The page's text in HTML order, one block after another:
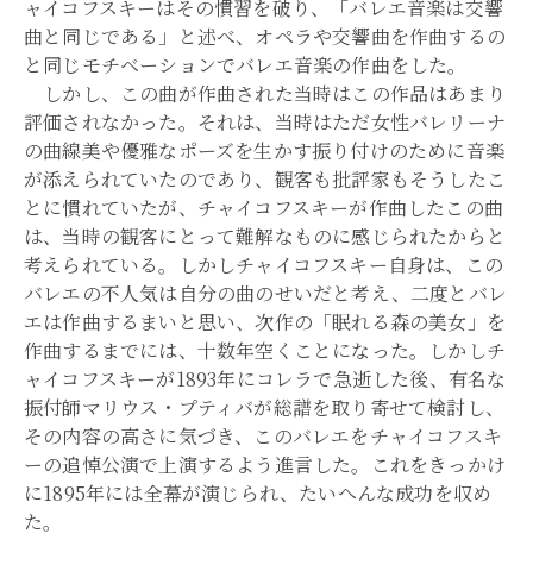
ャイコフスキーはその慣習を破り、「バレエ音楽は交響
曲と同じである」と述べ、オペラや交響曲を作曲するの
と同じモチベーションでバレエ音楽の作曲をした。
しかし、この曲が作曲された当時はこの作品はあまり
評価されなかった。それは、当時はただ女性バレリーナ
の曲線美や優雅なポーズを生かす振り付けのために音楽
が添えられていたのであり、観客も批評家もそうしたこ
とに慣れていたが、チャイコフスキーが作曲したこの曲
は、当時の観客にとって難解なものに感じられたからと
考えられている。しかしチャイコフスキー自身は、この
バレエの不人気は自分の曲のせいだと考え、二度とバレ
エは作曲するまいと思い、次作の「眠れる森の美女」を
作曲するまでには、十数年空くことになった。しかしチ
ャイコフスキーが1893年にコレラで急逝した後、有名な
振付師マリウス・プティバが総譜を取り寄せて検討し、
その内容の高さに気づき、このバレエをチャイコフスキ
ーの追悼公演で上演するよう進言した。これをきっかけ
に1895年には全幕が演じられ、たいへんな成功を収め
た。